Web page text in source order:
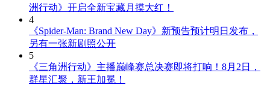
洲行动》开启全新宝藏月摸大红！
4
《Spider-Man: Brand New Day》新预告预计明日发布，
另有一张新剧照公开
5
《三角洲行动》主播巅峰赛总决赛即将打响！8月2日，
群星汇聚，新王加冕！